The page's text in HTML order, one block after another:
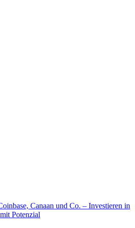
Canaan und Co. – Investieren in
Potenzial